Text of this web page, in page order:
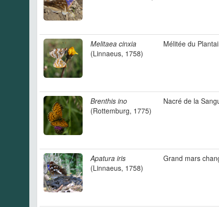
Melitaea cinxia
(Linnaeus, 1758)
Mélitée du
Brenthis ino
(Rottemburg, 1775)
Nacré de la
Apatura iris
(Linnaeus, 1758)
Grand mars